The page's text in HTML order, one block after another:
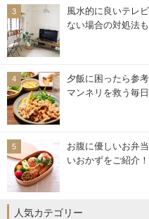
風水的に良いテレ
ない場合の対処法
夕飯に困ったら参
マンネリを救う毎
お腹に優しいお弁
いおかずをご紹介！
人気カテゴリー